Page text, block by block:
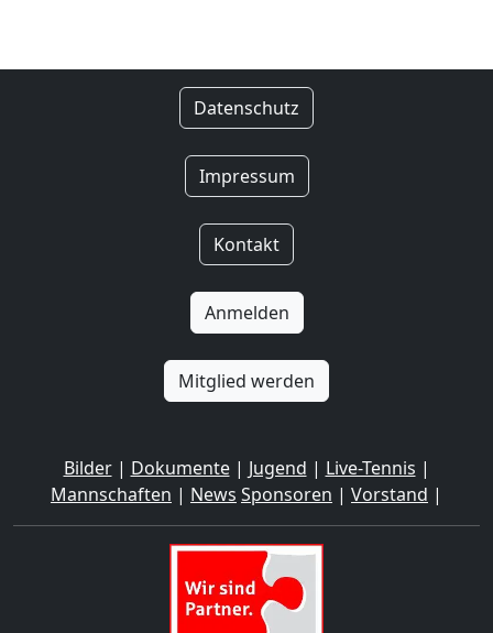
Datenschutz
Impressum
Kontakt
Anmelden
Mitglied werden
Bilder| Dokumente| Jugend | Live-Tennis |
Mannschaften | News Sponsoren | Vorstand |